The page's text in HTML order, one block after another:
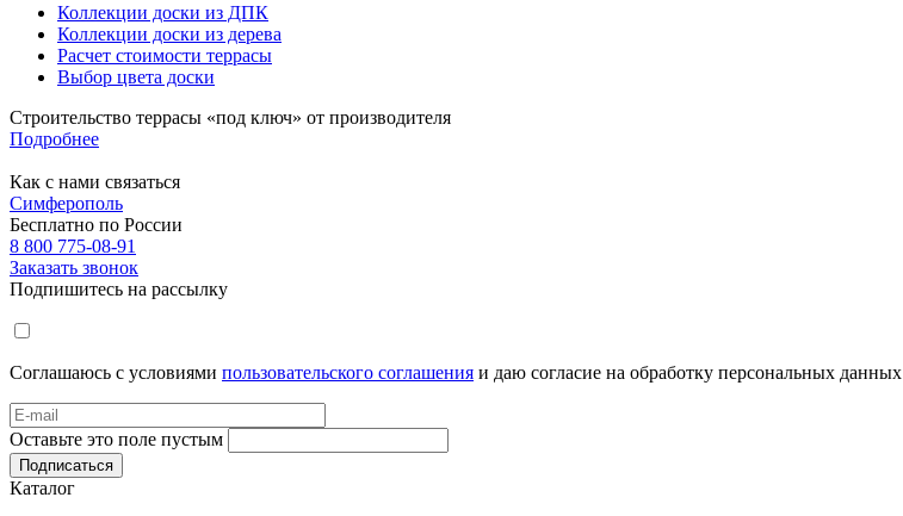
Коллекции доски из ДПК
Коллекции доски из дерева
Расчет стоимости террасы
Выбор цвета доски
Строительство террасы «под ключ» от производителя
Подробнее
Как с нами связаться
Симферополь
Бесплатно по России
8 800 775-08-91
Заказать звонок
Подпишитесь на рассылку
Соглашаюсь с условиями пользовательского соглашения и даю согласие на обработку персональных данных
Оставьте это поле пустым
Подписаться
Каталог